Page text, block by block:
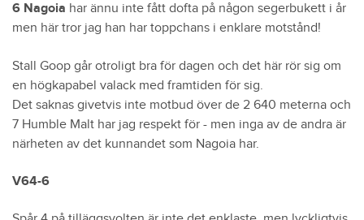
6 Nagoia har ännu inte fått dofta på någon segerbukett i år
men här tror jag han har toppchans i enklare motstånd!
Stall Goop går otroligt bra för dagen och det här rör sig om
en högkapabel valack med framtiden för sig.
Det saknas givetvis inte motbud över de 2 640 meterna och
7 Humble Malt har jag respekt för - men inga av de andra är
närheten av det kunnandet som Nagoia har.
V64-6